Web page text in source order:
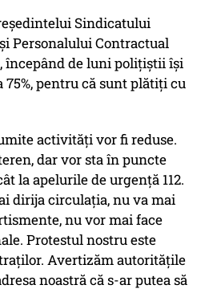
Sindicatului
Personalului Contractual
începând de luni poliţiştii îşi
pentru că sunt plătiţi cu
activităţi vor fi reduse.
dar vor sta în puncte
la apelurile de urgenţă 112.
dirija circulaţia, nu va mai
nu vor mai face
Protestul nostru este
Avertizăm autorităţile
noastră că s-ar putea să